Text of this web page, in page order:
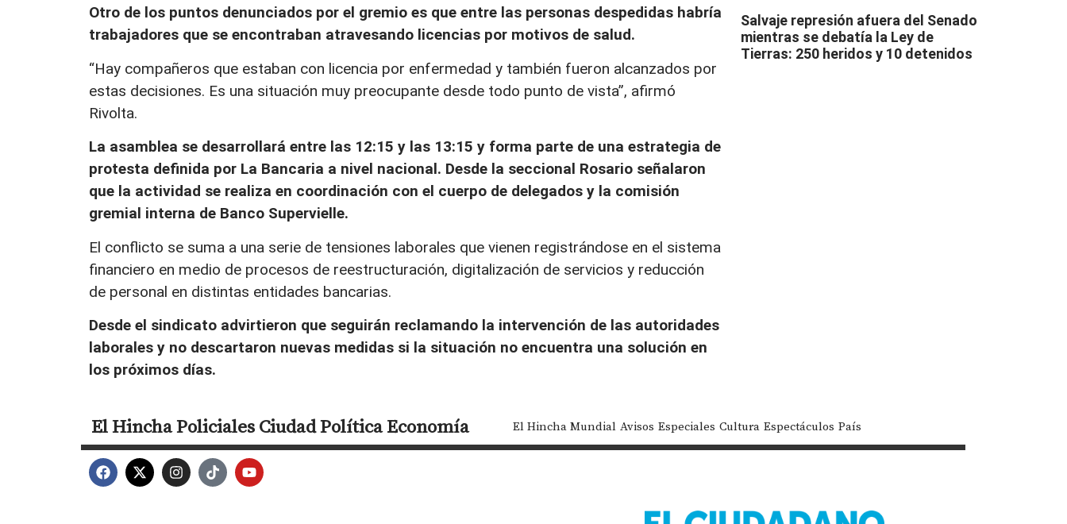
Otro de los puntos denunciados por el gremio es que entre las personas despedidas habría
trabajadores que se encontraban atravesando licencias por motivos de salud.
“Hay compañeros que estaban con licencia por enfermedad y también fueron alcanzados por
estas decisiones. Es una situación muy preocupante desde todo punto de vista”, afirmó
Rivolta.
La asamblea se desarrollará entre las 12:15 y las 13:15 y forma parte de una estrategia de
protesta definida por La Bancaria a nivel nacional. Desde la seccional Rosario señalaron
que la actividad se realiza en coordinación con el cuerpo de delegados y la comisión
gremial interna de Banco Supervielle.
El conflicto se suma a una serie de tensiones laborales que vienen registrándose en el sistema
financiero en medio de procesos de reestructuración, digitalización de servicios y reducción
de personal en distintas entidades bancarias.
Desde el sindicato advirtieron que seguirán reclamando la intervención de las autoridades
laborales y no descartaron nuevas medidas si la situación no encuentra una solución en
los próximos días.
Salvaje represión afuera del Senado
mientras se debatía la Ley de
Tierras: 250 heridos y 10 detenidos
El HinchaPolicialesCiudadPolíticaEconomía El Hincha Mundial Avisos Especiales Cultura Espectáculos País